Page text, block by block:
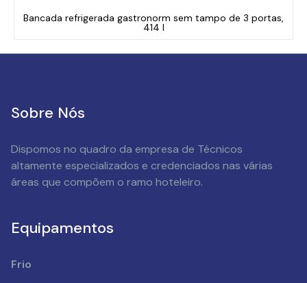
Bancada refrigerada gastronorm sem tampo de 3 portas,
414 l
Sobre Nós
Dispomos no quadro da empresa de Técnicos
altamente especializados e credenciados nas várias
áreas que compõem o ramo hoteleiro.
Equipamentos
Frio